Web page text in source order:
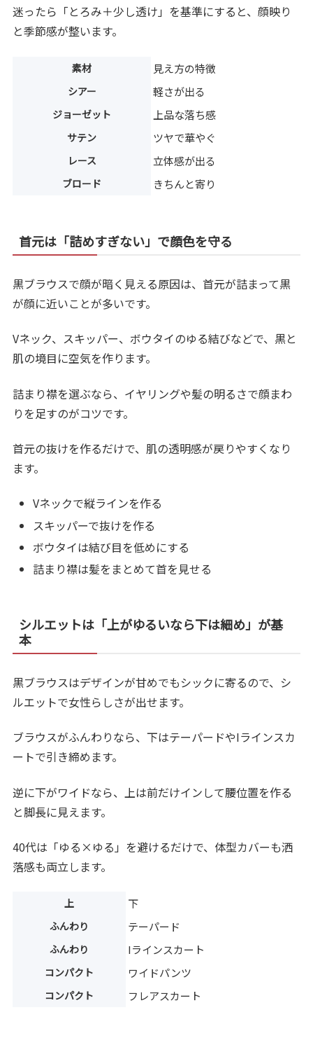
迷ったら「とろみ＋少し透け」を基準にすると、顔映り
と季節感が整います。
素材 見え方の特徴
シアー 軽さが出る
ジョーゼット 上品な落ち感
サテン ツヤで華やぐ
レース 立体感が出る
ブロード きちんと寄り
首元は「詰めすぎない」で顔色を守る
黒ブラウスで顔が暗く見える原因は、首元が詰まって黒
が顔に近いことが多いです。
Vネック、スキッパー、ボウタイのゆる結びなどで、黒と
肌の境目に空気を作ります。
詰まり襟を選ぶなら、イヤリングや髪の明るさで顔まわ
りを足すのがコツです。
首元の抜けを作るだけで、肌の透明感が戻りやすくなり
ます。
Vネックで縦ラインを作る
スキッパーで抜けを作る
ボウタイは結び目を低めにする
詰まり襟は髪をまとめて首を見せる
シルエットは「上がゆるいなら下は細め」が基
本
黒ブラウスはデザインが甘めでもシックに寄るので、シ
ルエットで女性らしさが出せます。
ブラウスがふんわりなら、下はテーパードやIラインスカ
ートで引き締めます。
逆に下がワイドなら、上は前だけインして腰位置を作る
と脚長に見えます。
40代は「ゆる×ゆる」を避けるだけで、体型カバーも洒
落感も両立します。
上 下
ふんわり テーパード
ふんわり Iラインスカート
コンパクト ワイドパンツ
コンパクト フレアスカート